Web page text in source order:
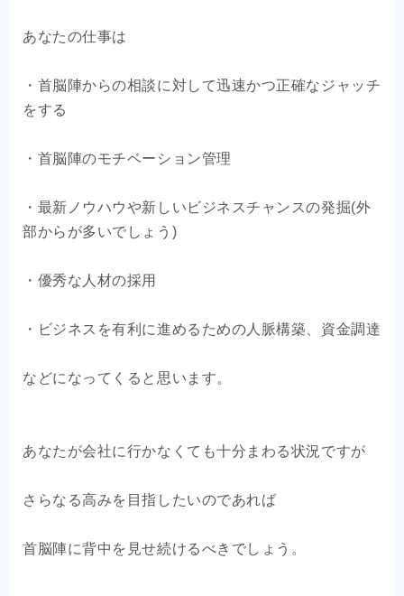
あなたの仕事は
・首脳陣からの相談に対して迅速かつ正確なジャッチ
をする
・首脳陣のモチベーション管理
・最新ノウハウや新しいビジネスチャンスの発掘(外
部からが多いでしょう)
・優秀な人材の採用
・ビジネスを有利に進めるための人脈構築、資金調達
などになってくると思います。
あなたが会社に行かなくても十分まわる状況ですが
さらなる高みを目指したいのであれば
首脳陣に背中を見せ続けるべきでしょう。